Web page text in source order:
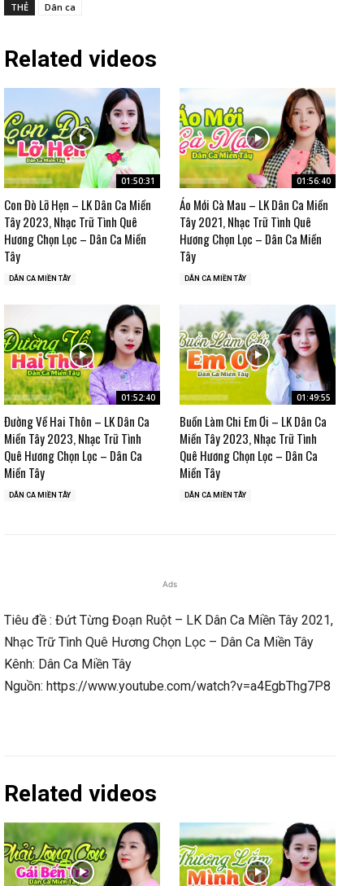
THẺ Dân ca
Related videos
01:50:31
Con Đò Lỡ Hẹn – LK Dân Ca Miền
Tây 2023, Nhạc Trữ Tình Quê
Hương Chọn Lọc – Dân Ca Miền
Tây
DÂN CA MIỀN TÂY
01:56:40
Áo Mới Cà Mau – LK Dân Ca Miền
Tây 2021, Nhạc Trữ Tình Quê
Hương Chọn Lọc – Dân Ca Miền
Tây
DÂN CA MIỀN TÂY
01:52:40
Đường Về Hai Thôn – LK Dân Ca
Miền Tây 2023, Nhạc Trữ Tình
Quê Hương Chọn Lọc – Dân Ca
Miền Tây
DÂN CA MIỀN TÂY
01:49:55
Buồn Làm Chi Em Ơi – LK Dân Ca
Miền Tây 2023, Nhạc Trữ Tình
Quê Hương Chọn Lọc – Dân Ca
Miền Tây
DÂN CA MIỀN TÂY
Ads
Tiêu đề : Đứt Từng Đoạn Ruột – LK Dân Ca Miền Tây 2021,
Nhạc Trữ Tình Quê Hương Chọn Lọc – Dân Ca Miền Tây
Kênh: Dân Ca Miền Tây
Nguồn: https://www.youtube.com/watch?v=a4EgbThg7P8
Related videos